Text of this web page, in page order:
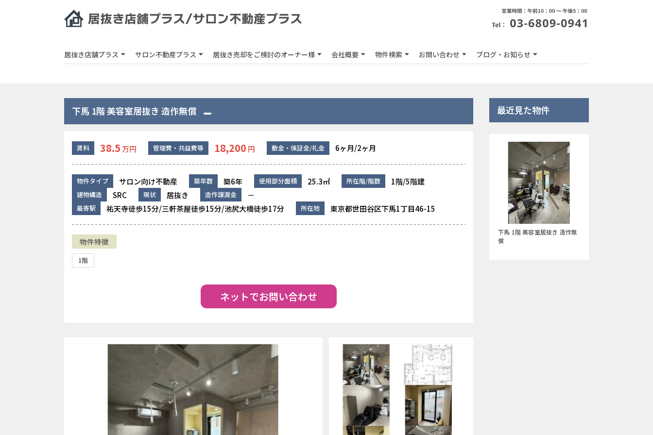
居抜き店舗プラス サロン不動産プラス 居抜き売却をご検討のオーナー様 会社概要 物件検索 お問い合わせ ブログ・お知らせ
下馬 1階 美容室居抜き 造作無償
賃料 38.5万円 管理費・共益費等 18,200 円 敷金・保証金/礼金 6ヶ月/2ヶ月
物件タイプ サロン向け不動産 築年数 築6年 使用部分面積 25.3㎡ 所在階/階数 1階/5階建
建物構造 SRC 現状 居抜き 造作譲渡金 －
最寄駅 祐天寺徒歩15分/三軒茶屋徒歩15分/池尻大橋徒歩17分 所在地 東京都世田谷区下馬1丁目46-15
物件特徴
1階
ネットでお問い合わせ
最近見た物件
下馬 1階 美容室居抜き 造作無
償